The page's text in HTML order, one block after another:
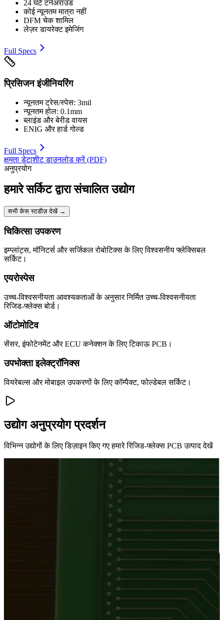
24 घंटे टर्नअराउंड
कोई न्यूनतम मात्रा नहीं
DFM चेक शामिल
लेज़र डायरेक्ट इमेजिंग
Full Specs
प्रिसिजन इंजीनियरिंग
न्यूनतम ट्रेस/स्पेस: 3mil
न्यूनतम होल: 0.1mm
ब्लाइंड और बेरीड वायस
ENIG और हार्ड गोल्ड
Full Specs
क्षमता डेटाशीट डाउनलोड करें (PDF)
अनुप्रयोग
हमारे सर्किट द्वारा संचालित उद्योग
सभी केस स्टडीज़ देखें →
चिकित्सा उपकरण
इम्प्लांट्स, मॉनिटर्स और सर्जिकल रोबोटिक्स के लिए विश्वसनीय फ्लेक्सिबल
सर्किट।
एयरोस्पेस
उच्च-विश्वसनीयता आवश्यकताओं के अनुसार निर्मित उच्च-विश्वसनीयता
रिजिड-फ्लेक्स बोर्ड।
ऑटोमोटिव
सेंसर, इंफोटेनमेंट और ECU कनेक्शन के लिए टिकाऊ PCB।
उपभोक्ता इलेक्ट्रॉनिक्स
वियरेबल्स और मोबाइल उपकरणों के लिए कॉम्पैक्ट, फोल्डेबल सर्किट।
उद्योग अनुप्रयोग प्रदर्शन
विभिन्न उद्योगों के लिए डिज़ाइन किए गए हमारे रिजिड-फ्लेक्स PCB उत्पाद देखें